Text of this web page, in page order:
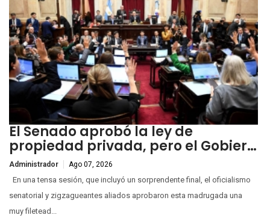
El Senado aprobó la ley de
propiedad privada, pero el Gobier…
Administrador Ago 07, 2026
En una tensa sesión, que incluyó un sorprendente final, el oficialismo
senatorial y zigzagueantes aliados aprobaron esta madrugada una
muy filetead...